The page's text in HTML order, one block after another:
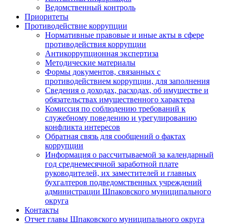
Ведомственный контроль
Приоритеты
Противодействие коррупции
Нормативные правовые и иные акты в сфере
противодействия коррупции
Антикоррупционная экспертиза
Методические материалы
Формы документов, связанных с
противодействием коррупции, для заполнения
Сведения о доходах, расходах, об имуществе и
обязательствах имущественного характера
Комиссия по соблюдению требований к
служебному поведению и урегулированию
конфликта интересов
Обратная связь для сообщений о фактах
коррупции
Информация о рассчитываемой за календарный
год среднемесячной заработной плате
руководителей, их заместителей и главных
бухгалтеров подведомственных учреждений
администрации Шпаковского муниципального
округа
Контакты
Отчет главы Шпаковского муниципального округа